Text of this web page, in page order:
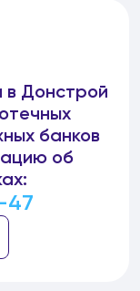
в Донстрой
банков
об
47